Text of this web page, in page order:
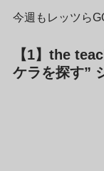
今週もレッツら
【1】the
ケラを探す”